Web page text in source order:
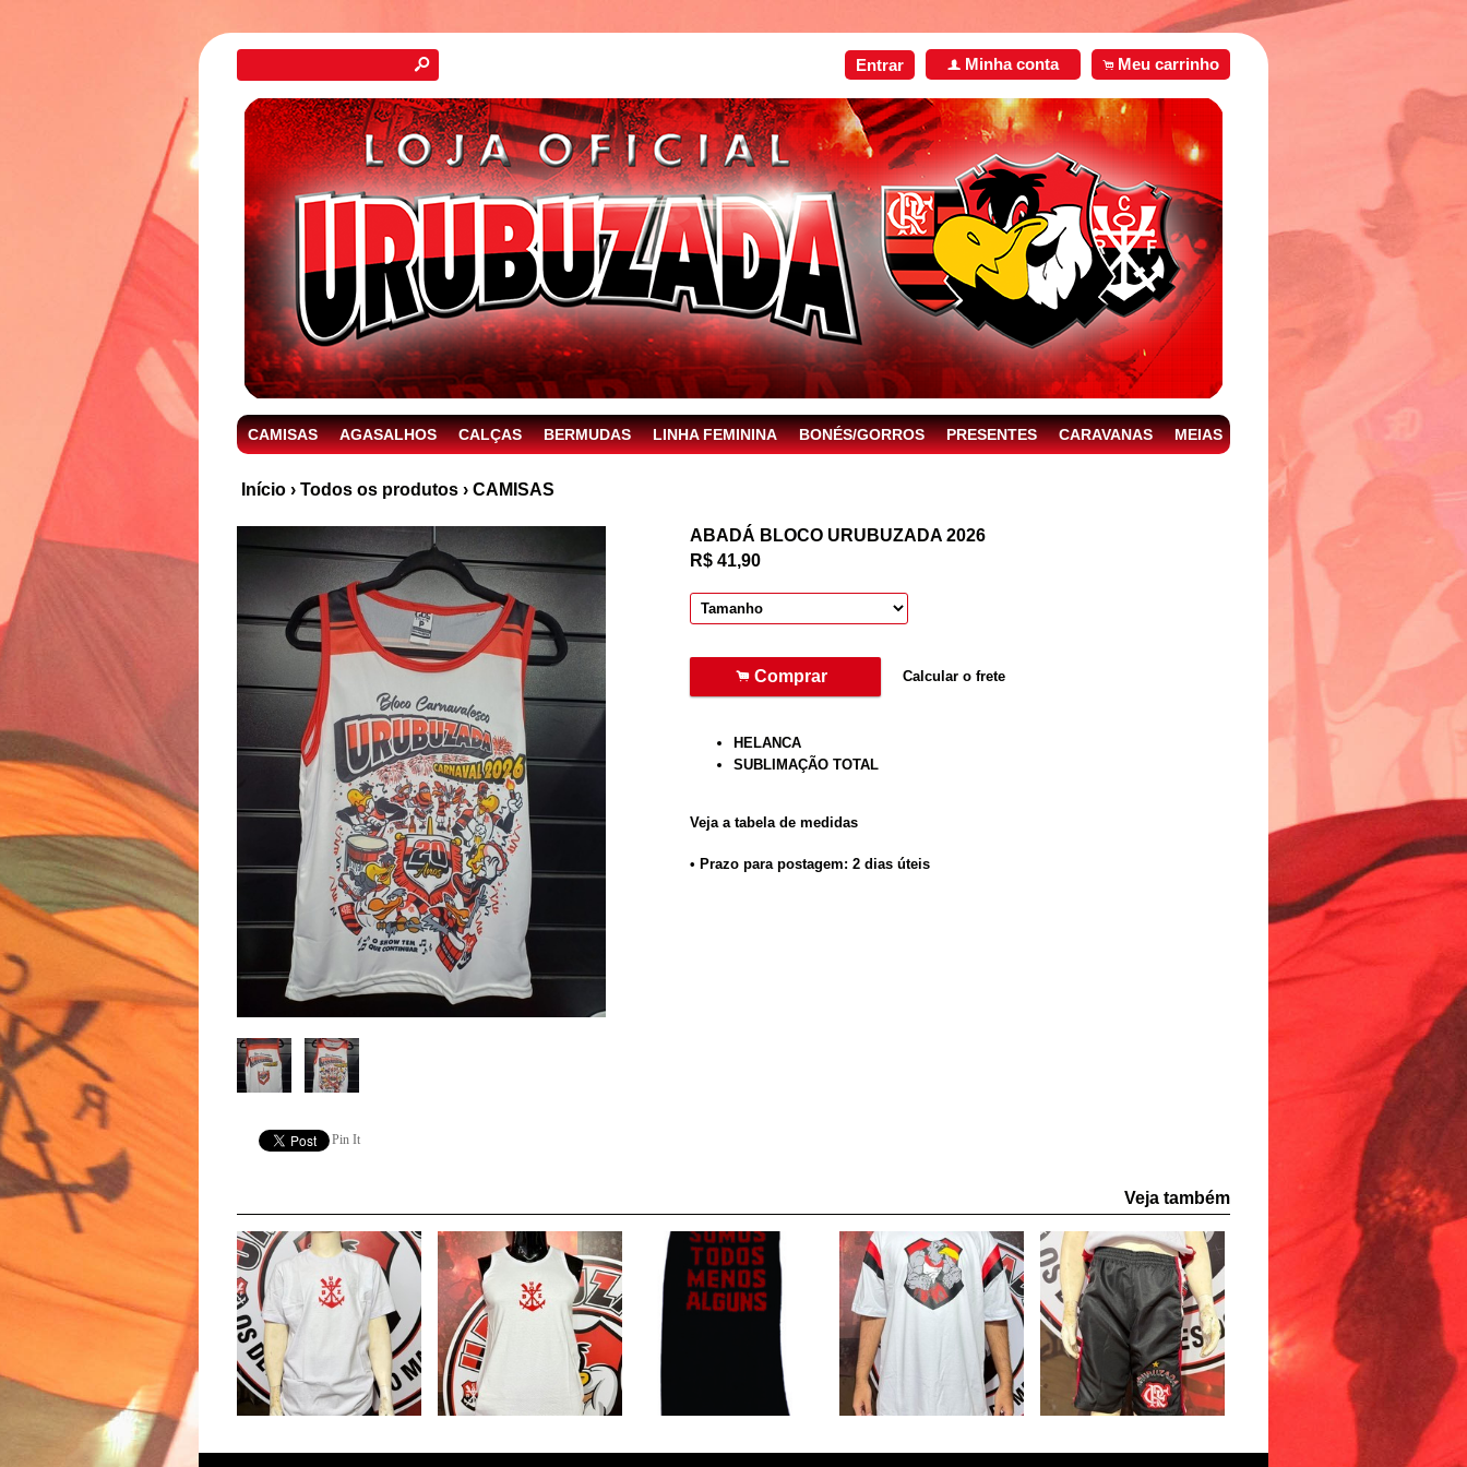
s Entrar f Minha conta . Meu carrinho
CAMISAS AGASALHOS CALÇAS BERMUDAS LINHA FEMININA BONÉS/GORROS PRESENTES CARAVANAS MEIAS
Início › Todos os produtos › CAMISAS
Pin It
ABADÁ BLOCO URUBUZADA 2026
R$ 41,90
.Comprar Calcular o frete
HELANCA
SUBLIMAÇÃO TOTAL
Veja a tabela de medidas
• Prazo para postagem: 2 dias úteis
Veja também